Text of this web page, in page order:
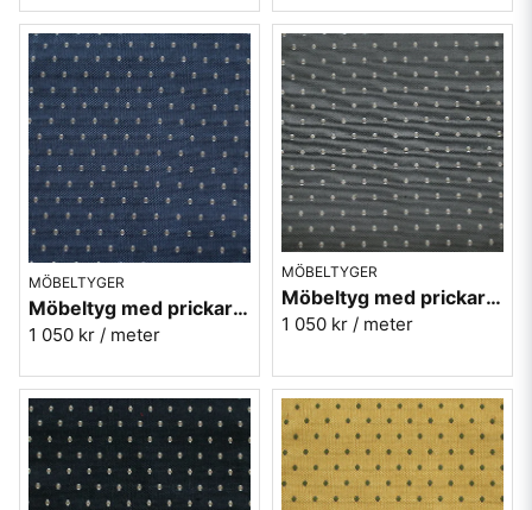
MÖBELTYGER
Möbeltyg med prickar - Plus nr.54 royalblå
1 050 kr / meter
MÖBELTYGER
Möbeltyg med prickar - Plus nr.90 grå
1 050 kr / meter